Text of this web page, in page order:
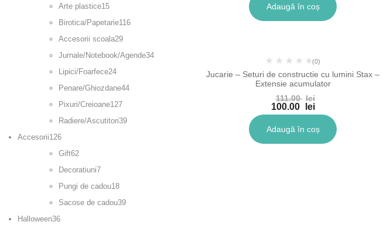
Arte plastice15
Birotica/Papetarie116
Accesorii scoala29
Jurnale/Notebook/Agende34
Lipici/Foarfece24
Penare/Ghiozdane44
Pixuri/Creioane127
Radiere/Ascutitori39
Accesorii126
Gift62
Decoratiuni7
Pungi de cadou18
Sacose de cadou39
Halloween36
Adaugă în coș
(0)
Jucarie – Seturi de constructie cu lumini Stax –
Extensie acumulator
111.00 lei
100.00 lei
Adaugă în coș